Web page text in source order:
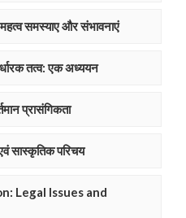
समस्याए और संभावनाएं
तत्व: एक अध्ययन
प्रासंगिकता
सास्कृतिक परिचय
Legal Issues and